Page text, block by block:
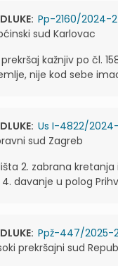
Pp-2160/2024-2
sud Karlovac
kažnjiv po čl.
nije kod sebe
Us I-4822/
sud Zagreb
2. zabrana
davanje u polog
Ppž-447/2025-
prekršajni sud